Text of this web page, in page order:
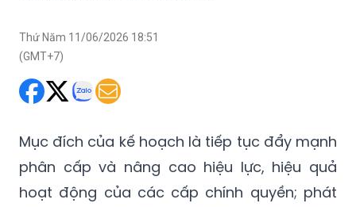
Thứ Năm 11/06/2026 18:51
(GMT+7)
Mục đích của kế hoạch là tiếp tục đẩy mạnh
phân cấp và nâng cao hiệu lực, hiệu quả
hoạt động của các cấp chính quyền; phát